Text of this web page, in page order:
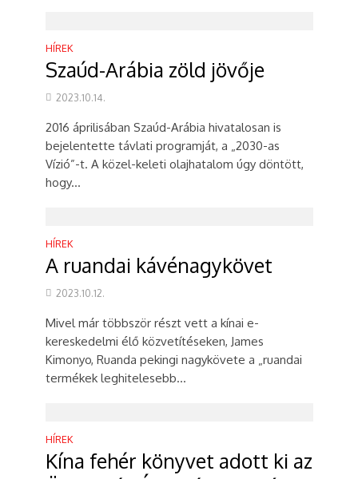
HÍREK
Szaúd-Arábia zöld jövője
2023.10.14.
2016 áprilisában Szaúd-Arábia hivatalosan is
bejelentette távlati programját, a „2030-as
Vízió”-t. A közel-keleti olajhatalom úgy döntött,
hogy...
HÍREK
A ruandai kávénagykövet
2023.10.12.
Mivel már többször részt vett a kínai e-
kereskedelmi élő közvetítéseken, James
Kimonyo, Ruanda pekingi nagykövete a „ruandai
termékek leghitelesebb...
HÍREK
Kína fehér könyvet adott ki az